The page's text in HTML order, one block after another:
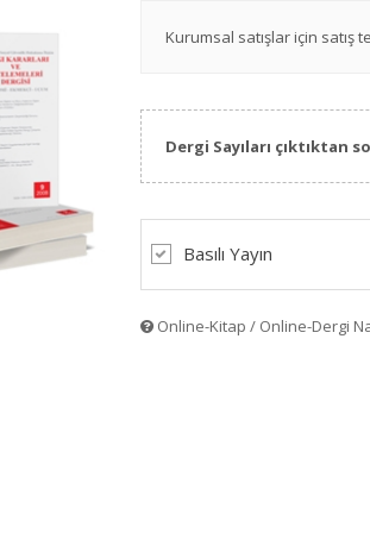
Kurumsal satışlar için satış
Dergi Sayıları çıktıktan
Basılı Yayın
Online-Kitap / Online-Dergi